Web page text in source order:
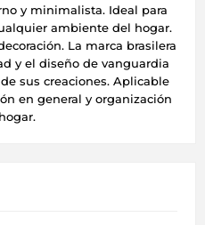
y minimalista. Ideal para
ambiente del hogar.
La marca brasilera
y el diseño de vanguardia
sus creaciones. Aplicable
en general y organización